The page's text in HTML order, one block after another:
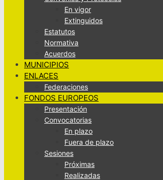
En vigor
Extinguidos
Estatutos
Normativa
Acuerdos
MUNICIPIOS
ENLACES
Federaciones
FONDOS EUROPEOS
Presentación
Convocatorias
En plazo
Fuera de plazo
Sesiones
Próximas
Realizadas